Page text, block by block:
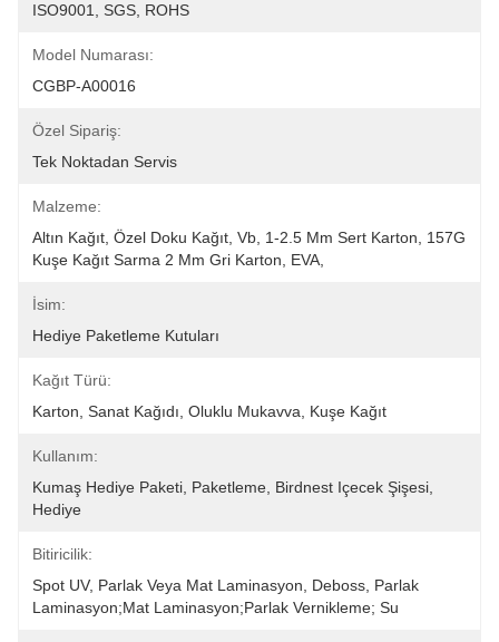
ISO9001, SGS, ROHS
Model Numarası:
CGBP-A00016
Özel Sipariş:
Tek Noktadan Servis
Malzeme:
Altın Kağıt, Özel Doku Kağıt, Vb, 1-2.5 Mm Sert Karton, 157G
Kuşe Kağıt Sarma 2 Mm Gri Karton, EVA,
İsim:
Hediye Paketleme Kutuları
Kağıt Türü:
Karton, Sanat Kağıdı, Oluklu Mukavva, Kuşe Kağıt
Kullanım:
Kumaş Hediye Paketi, Paketleme, Birdnest Içecek Şişesi,
Hediye
Bitiricilik:
Spot UV, Parlak Veya Mat Laminasyon, Deboss, Parlak
Laminasyon;Mat Laminasyon;parlak Vernikleme; Su